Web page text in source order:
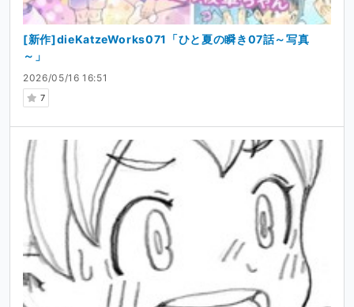
2026/05/16 16:51
7
[新作]dieKatzeWorks071「ひと夏の瞬き07話～写真
～」